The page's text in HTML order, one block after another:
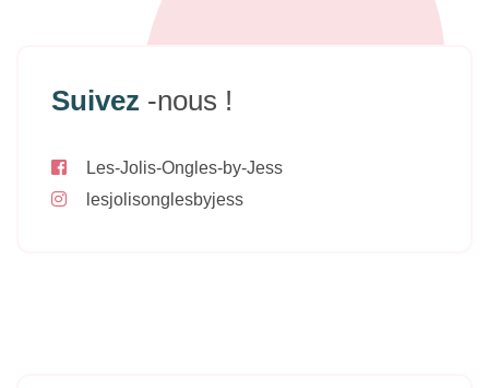
Suivez -nous !
Les-Jolis-Ongles-by-Jess
lesjolisonglesbyjess